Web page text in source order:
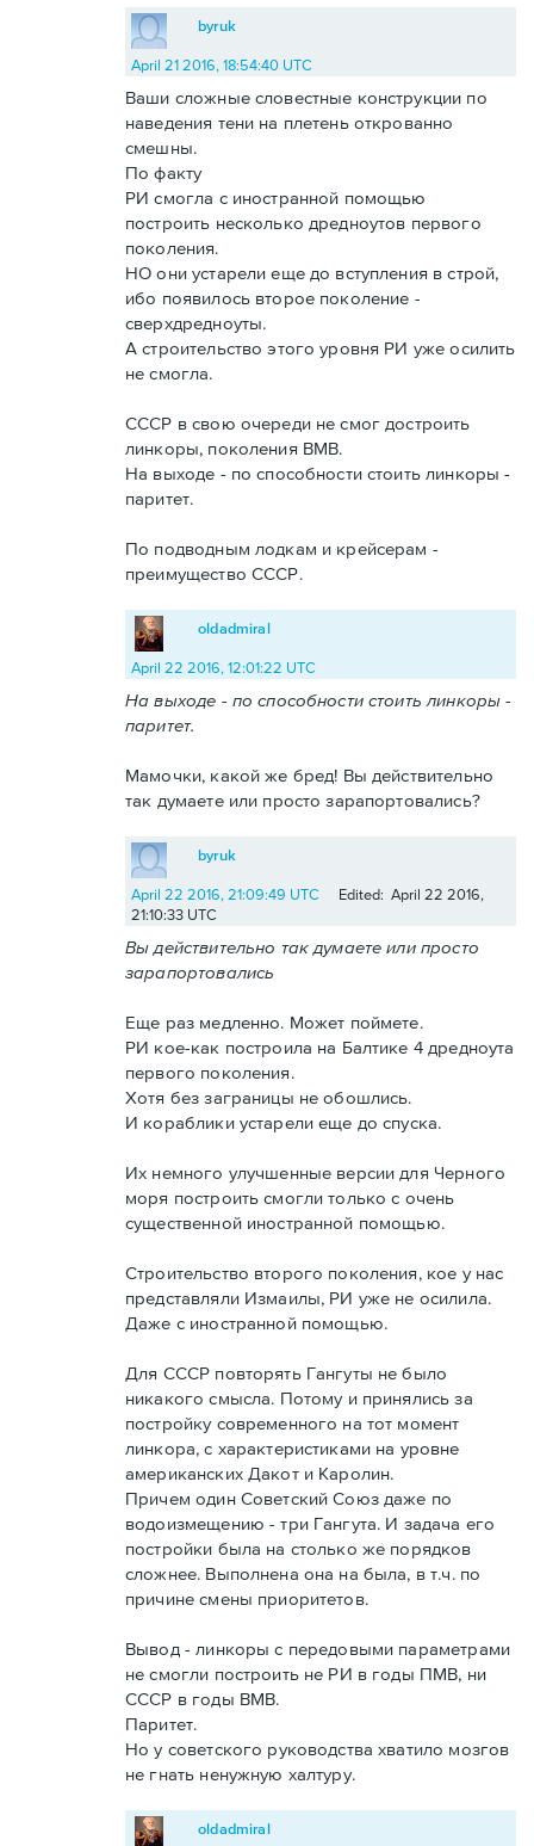
byruk
April 21 2016, 18:54:40 UTC
Ваши сложные словестные конструкции по
наведения тени на плетень открованно
смешны.
По факту
РИ смогла с иностранной помощью
построить несколько дредноутов первого
поколения.
НО они устарели еще до вступления в строй,
ибо появилось второе поколение -
сверхдредноуты.
А строительство этого уровня РИ уже осилить
не смогла.
СССР в свою очереди не смог достроить
линкоры, поколения ВМВ.
На выходе - по способности стоить линкоры -
паритет.
По подводным лодкам и крейсерам -
преимущество СССР.
oldadmiral
April 22 2016, 12:01:22 UTC
На выходе - по способности стоить линкоры -
паритет.
Мамочки, какой же бред! Вы действительно
так думаете или просто зарапортовались?
byruk
April 22 2016, 21:09:49 UTC
Edited: April 22 2016,
21:10:33 UTC
Вы действительно так думаете или просто
зарапортовались
Еще раз медленно. Может поймете.
РИ кое-как построила на Балтике 4 дредноута
первого поколения.
Хотя без заграницы не обошлись.
И кораблики устарели еще до спуска.
Их немного улучшенные версии для Черного
моря построить смогли только с очень
существенной иностранной помощью.
Строительство второго поколения, кое у нас
представляли Измаилы, РИ уже не осилила.
Даже с иностранной помощью.
Для СССР повторять Гангуты не было
никакого смысла. Потому и принялись за
постройку современного на тот момент
линкора, с характеристиками на уровне
американских Дакот и Каролин.
Причем один Советский Союз даже по
водоизмещению - три Гангута. И задача его
постройки была на столько же порядков
сложнее. Выполнена она на была, в т.ч. по
причине смены приоритетов.
Вывод - линкоры с передовыми параметрами
не смогли построить не РИ в годы ПМВ, ни
СССР в годы ВМВ.
Паритет.
Но у советского руководства хватило мозгов
не гнать ненужную халтуру.
oldadmiral